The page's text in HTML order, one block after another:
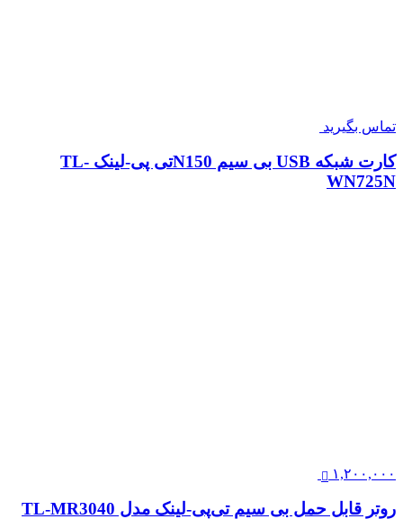
تماس بگیرید
کارت شبکه USB بی‌ سیم N150تی پی-لینک TL-
WN725N
۱,۲۰۰,۰۰۰
روتر قابل حمل بی سیم تی‌پی-لینک مدل TL-MR3040